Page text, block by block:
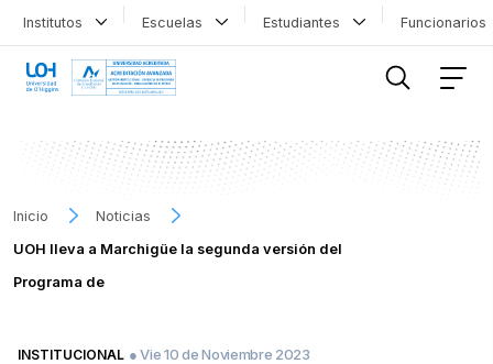
Institutos Escuelas Estudiantes
Inicio
Noticias
UOH lleva a Marchigüe la segunda versión del
Programa de
INSTITUCIONAL ● Vie 10 de Noviembre 2023